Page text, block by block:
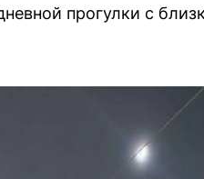
прогулки с